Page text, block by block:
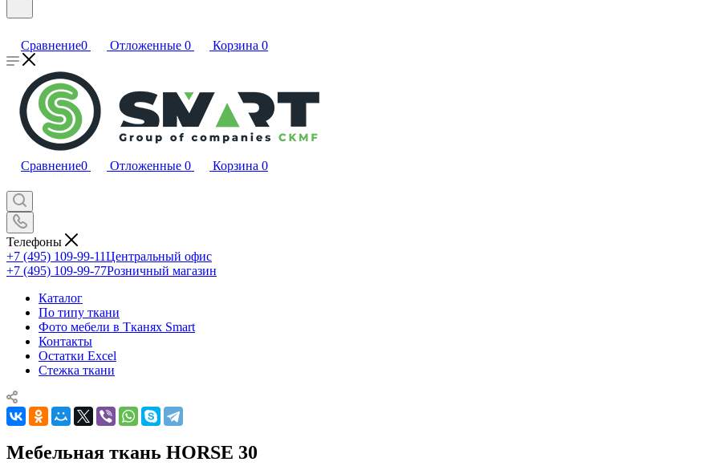
Сравнение0 Отложенные 0 Корзина 0
Сравнение0 Отложенные 0 Корзина 0
Телефоны
+7 (495) 109-99-11Центральный офис
+7 (495) 109-99-77Розничный магазин
Каталог
По типу ткани
Фото мебели в Тканях Smart
Контакты
Остатки Excel
Стежка ткани
Мебельная ткань HORSE 30